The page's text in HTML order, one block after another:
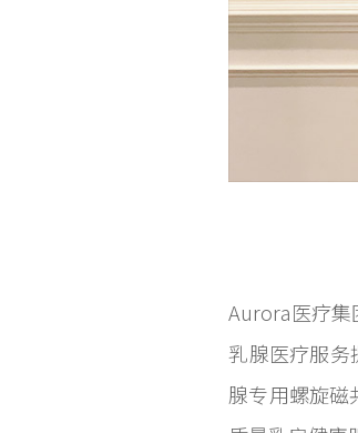
Aurora医疗集
乳腺医疗服务
腺专用螺旋磁